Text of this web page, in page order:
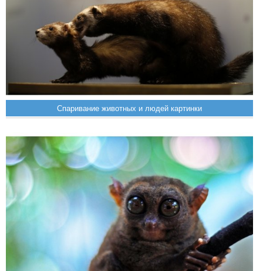
Спаривание животных и людей картинки